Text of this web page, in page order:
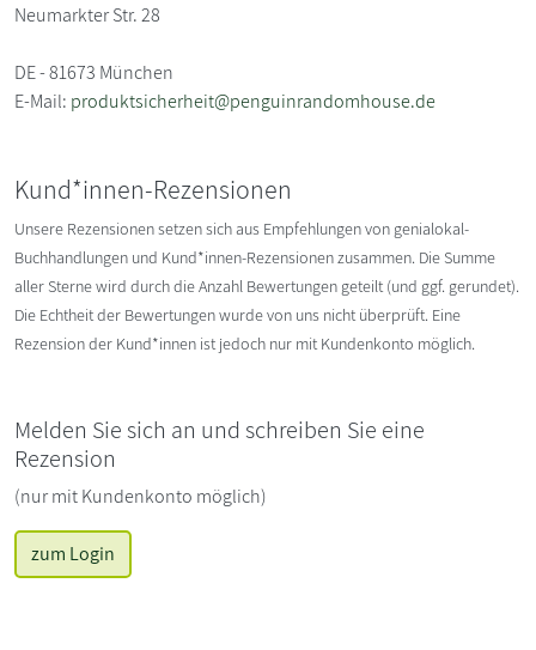
Neumarkter Str. 28
DE - 81673 München
E-Mail: produktsicherheit@penguinrandomhouse.de
Kund*innen-Rezensionen
Unsere Rezensionen setzen sich aus Empfehlungen von genialokal-
Buchhandlungen und Kund*innen-Rezensionen zusammen. Die Summe
aller Sterne wird durch die Anzahl Bewertungen geteilt (und ggf. gerundet).
Die Echtheit der Bewertungen wurde von uns nicht überprüft. Eine
Rezension der Kund*innen ist jedoch nur mit Kundenkonto möglich.
Melden Sie sich an und schreiben Sie eine
Rezension
(nur mit Kundenkonto möglich)
zum Login